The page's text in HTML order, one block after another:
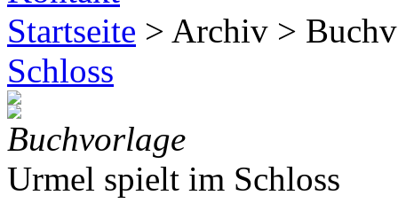
Startseite > Archiv >
Schloss
Buchvorlage
Urmel spielt im Schloss